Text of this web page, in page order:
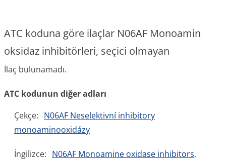
ATC koduna göre ilaçlar N06AF Monoamin
oksidaz inhibitörleri, seçici olmayan
İlaç bulunamadı.
ATC kodunun diğer adları
Çekçe: N06AF Neselektivní inhibitory
monoaminooxidázy
İngilizce: N06AF Monoamine oxidase inhibitors,